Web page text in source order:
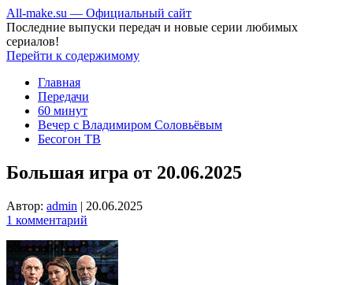
All-make.su — Официальный сайт
Последние выпуски передач и новые серии любимых
сериалов!
Перейти к содержимому
Главная
Передачи
60 минут
Вечер с Владимиром Соловьёвым
Бесогон ТВ
Большая игра от 20.06.2025
Автор: admin | 20.06.2025
1 комментарий